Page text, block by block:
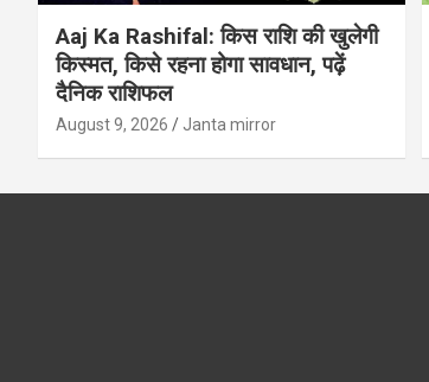
Aaj Ka Rashifal: किस राशि की खुलेगी
किस्मत, किसे रहना होगा सावधान, पढ़ें
दैनिक राशिफल
August 9, 2026 Janta mirror